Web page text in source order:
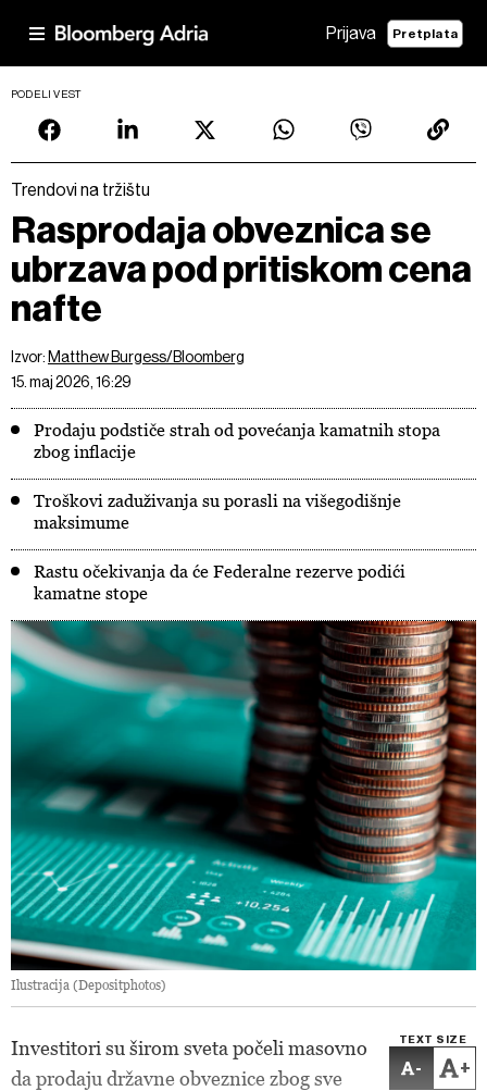
Prijava Pretplata
PODELI VEST
Trendovi na tržištu
Rasprodaja obveznica se
ubrzava pod pritiskom cena
nafte
Izvor: Matthew Burgess/Bloomberg
15. maj 2026, 16:29
Prodaju podstiče strah od povećanja kamatnih stopa
zbog inflacije
Troškovi zaduživanja su porasli na višegodišnje
maksimume
Rastu očekivanja da će Federalne rezerve podići
kamatne stope
Ilustracija (Depositphotos)
TEXT SIZE
- +
Investitori su širom sveta počeli masovno
da prodaju državne obveznice zbog sve